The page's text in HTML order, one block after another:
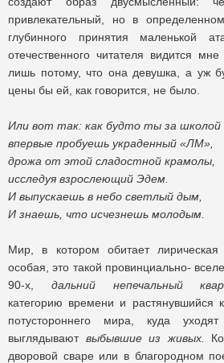
привлекательный, но в
глубинного принятия маленькой
отечественного читателя видится
лишь потому, что она девушка, а уж
цены бы ей, как говорится, не было.
Или вот так: как будто ты за школой
впервые пробуешь украденный «ЛМ»,
дрожа от этой сладостной крамолы,
исследуя взрослеющий Эдем.
И выпускаешь в небо светлый дым,
И знаешь, что исчезнешь молодым.
Мир, в котором обитает лирическая
особая, это такой провинциально-
90-х, дальний непечальный
категорию времени и растянувшийся
потустороннего мира, куда
выглядывают выбывшие из живых.
дворовой сваре или в благородном